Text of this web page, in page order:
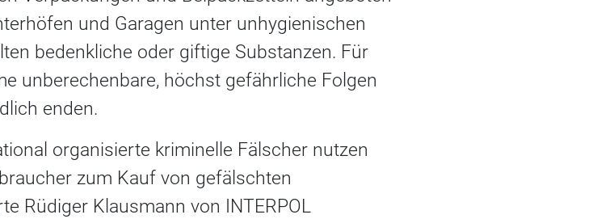
und Garagen unter unhygienischen
bedenkliche oder giftige Substanzen. Für
unberechenbare, höchst gefährliche Folgen
enden.
organisierte kriminelle Fälscher nutzen
zum Kauf von gefälschten
Rüdiger Klausmann von INTERPOL